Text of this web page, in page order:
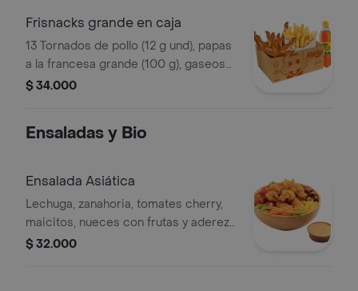
Frisnacks grande en caja
13 Tornados de pollo (12 g und), papas
a la francesa grande (100 g), gaseosa
(470 ml)
$ 34.000
Ensaladas y Bio
Ensalada Asiática
Lechuga, zanahoria, tomates cherry,
maicitos, nueces con frutas y aderezo
sésamo. Elige tu proteína entre
$ 32.000